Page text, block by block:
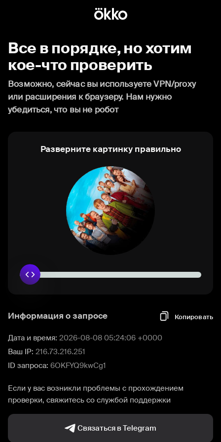
Все в порядке, но хотим
кое-что проверить
Возможно, сейчас вы используете VPN/proxy
или расширения к браузеру. Нам нужно
убедиться, что вы не робот
Разверните картинку правильно
Информация о запросе Копировать
Дата и время: 2026-08-08 05:24:06 +0000
Ваш IP: 216.73.216.251
ID запроса: 6OKFYQ9kwCg1
Если у вас возникли проблемы с прохождением
проверки, свяжитесь со службой поддержки
Связаться в Telegram